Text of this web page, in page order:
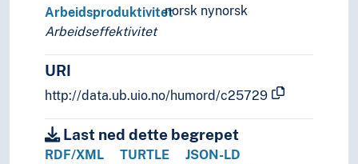
norsk nynorsk
Arbeidsproduktivitet
Arbeidseffektivitet
URI
http://data.ub.uio.no/humord/c25729
Last ned dette begrepet
RDF/XML TURTLE JSON-LD